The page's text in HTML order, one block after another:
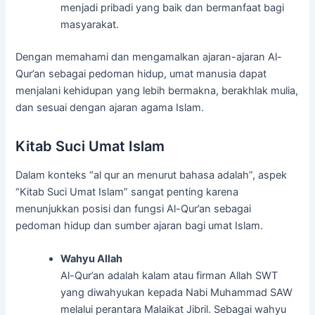
menjadi pribadi yang baik dan bermanfaat bagi
masyarakat.
Dengan memahami dan mengamalkan ajaran-ajaran Al-
Qur’an sebagai pedoman hidup, umat manusia dapat
menjalani kehidupan yang lebih bermakna, berakhlak mulia,
dan sesuai dengan ajaran agama Islam.
Kitab Suci Umat Islam
Dalam konteks “al qur an menurut bahasa adalah”, aspek
“Kitab Suci Umat Islam” sangat penting karena
menunjukkan posisi dan fungsi Al-Qur’an sebagai
pedoman hidup dan sumber ajaran bagi umat Islam.
Wahyu Allah
Al-Qur’an adalah kalam atau firman Allah SWT
yang diwahyukan kepada Nabi Muhammad SAW
melalui perantara Malaikat Jibril. Sebagai wahyu